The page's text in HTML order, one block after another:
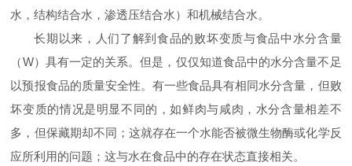
水，结构结合水，渗透压结合水）和机械结合水。
长期以来，人们了解到食品的败坏变质与食品中水分含量
（W）具有一定的关系。但是，仅仅知道食品中的水分含量不足
以预报食品的质量安全性。有一些食品具有相同水分含量，但败
坏变质的情况是明显不同的，如鲜肉与咸肉，水分含量相差不
多，但保藏期却不同；这就存在一个水能否被微生物酶或化学反
应所利用的问题；这与水在食品中的存在状态直接相关。